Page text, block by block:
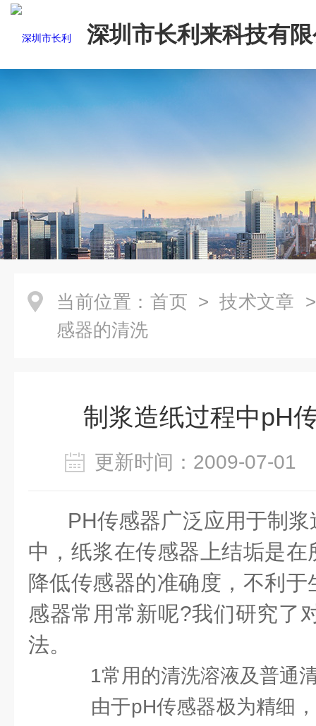
深圳市长利来科技有
当前位置： 首页 > 技术文章
感器的清洗
制浆造纸过程中pH
更新时间：2009-07-
PH传感器广泛应用于制
中，纸浆在传感器上结垢是
降低传感器的准确度，不利
感器常用常新呢?我们研究了
法。
1常用的清洗溶液及普通
由于pH传感器极为精细